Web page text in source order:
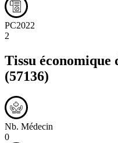
PC2022
2
Tissu économique
(57136)
Nb. Médecin
0